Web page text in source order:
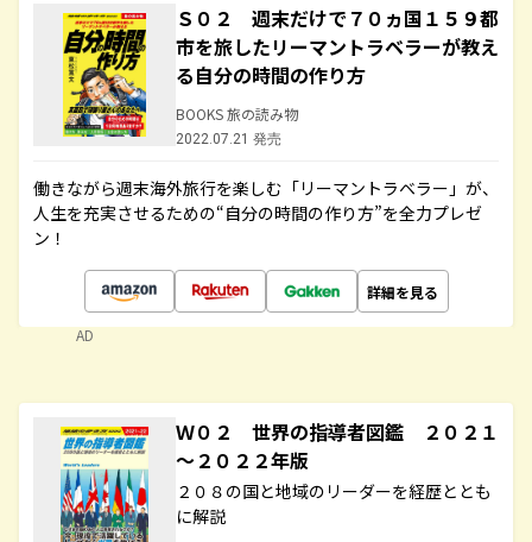
Ｓ０２ 週末だけで７０ヵ国１５９都
市を旅したリーマントラベラーが教え
る自分の時間の作り方
BOOKS 旅の読み物
2022.07.21 発売
働きながら週末海外旅行を楽しむ「リーマントラベラー」が、
人生を充実させるための“自分の時間の作り方”を全力プレゼ
ン！
詳細を見る
AD
Ｗ０２ 世界の指導者図鑑 ２０２１
～２０２２年版
２０８の国と地域のリーダーを経歴ととも
に解説